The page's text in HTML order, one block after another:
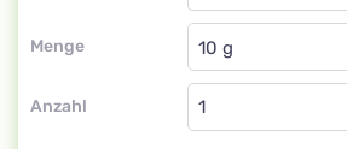
Menge
Globuli
Anzahl